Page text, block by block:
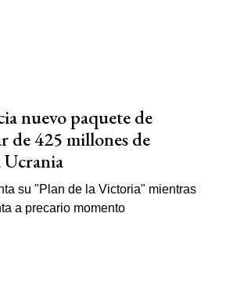
nuevo paquete de
de 425 millones de
Ucrania